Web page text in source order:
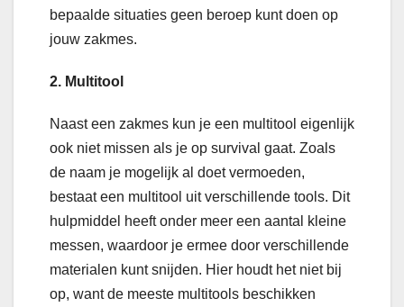
bepaalde situaties geen beroep kunt doen op
jouw zakmes.
2. Multitool
Naast een zakmes kun je een multitool eigenlijk
ook niet missen als je op survival gaat. Zoals
de naam je mogelijk al doet vermoeden,
bestaat een multitool uit verschillende tools. Dit
hulpmiddel heeft onder meer een aantal kleine
messen, waardoor je ermee door verschillende
materialen kunt snijden. Hier houdt het niet bij
op, want de meeste multitools beschikken